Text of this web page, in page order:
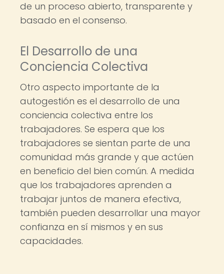
de un proceso abierto, transparente y
basado en el consenso.
El Desarrollo de una
Conciencia Colectiva
Otro aspecto importante de la
autogestión es el desarrollo de una
conciencia colectiva entre los
trabajadores. Se espera que los
trabajadores se sientan parte de una
comunidad más grande y que actúen
en beneficio del bien común. A medida
que los trabajadores aprenden a
trabajar juntos de manera efectiva,
también pueden desarrollar una mayor
confianza en sí mismos y en sus
capacidades.